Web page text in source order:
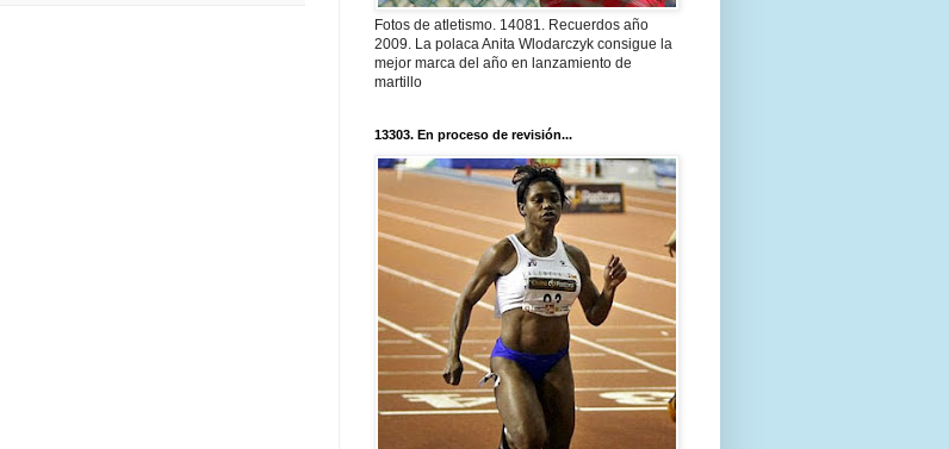
Fotos de atletismo. 14081. Recuerdos año
2009. La polaca Anita Wlodarczyk consigue la
mejor marca del año en lanzamiento de
martillo
13303. En proceso de revisión...